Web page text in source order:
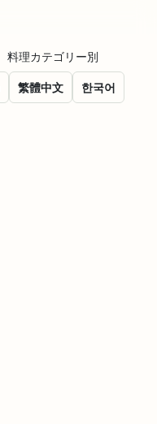
料理カテゴリー別
繁體中文 한국어